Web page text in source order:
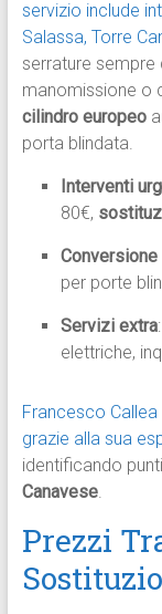
servizio include
Salassa, Torre
serrature sempre
manomissione o
cilindro europeo
porta blindata.
Interventi
80€,
per porte
Servizi extra
elettriche,
Francesco
grazie alla sua
identificando
Canavese.
Prezzi